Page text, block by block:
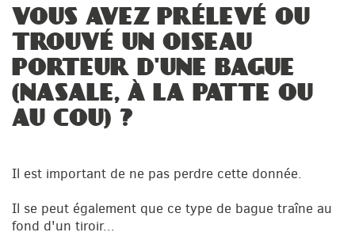
VOUS AVEZ PRÉLEVÉ OU
TROUVÉ UN OISEAU
PORTEUR D'UNE BAGUE
(NASALE, À LA PATTE OU
AU COU) ?
Il est important de ne pas perdre cette donnée.
Il se peut également que ce type de bague traîne au
fond d'un tiroir...